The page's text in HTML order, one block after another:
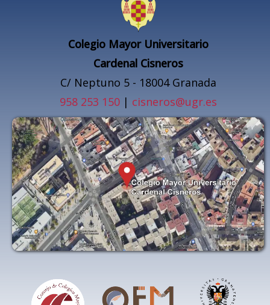
Colegio Mayor Universitario
Cardenal Cisneros
C/ Neptuno 5 - 18004 Granada
958 253 150| cisneros@ugr.es